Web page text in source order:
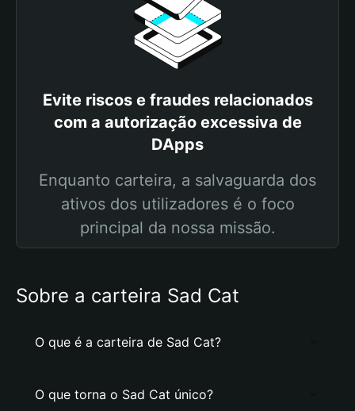
Evite riscos e fraudes relacionados
com a autorização excessiva de
DApps
Enquanto carteira, a salvaguarda dos
ativos dos utilizadores é o foco
principal da nossa missão.
Sobre a carteira Sad Cat
O que é a carteira de Sad Cat?
O que torna o Sad Cat único?